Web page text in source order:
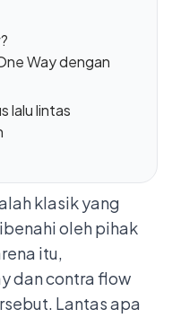
Way dengan
lalu lintas
klasik yang
oleh pihak
itu,
dan contra flow
Lantas apa